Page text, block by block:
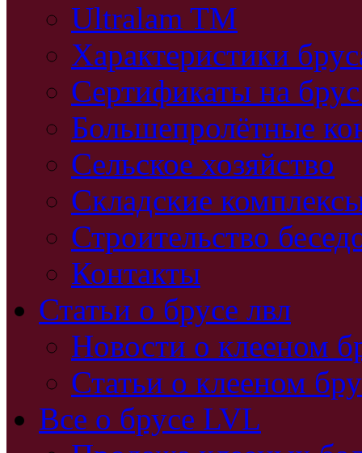
Ultralam TM
Характеристики
Сертификаты на
Большепролётные
Сельское хозяйство
Складские
Строительство
Контакты
Статьи о брусе лвл
Новости о клееном
Статьи о клееном
Все о брусе LVL